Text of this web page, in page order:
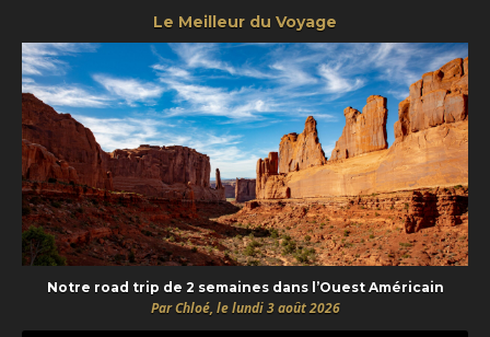
Le Meilleur du Voyage
Notre road trip de 2 semaines dans l’Ouest Américain
Par Chloé, le lundi 3 août 2026